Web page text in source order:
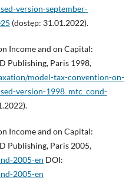
version-september-
(dostęp: 31.01.2022).
Income and on Capital:
Publishing, Paris 1998,
model-tax-convention-on-
version-1998_mtc_cond-
Income and on Capital:
Publishing, Paris 2005,
2005-en DOI:
2005-en